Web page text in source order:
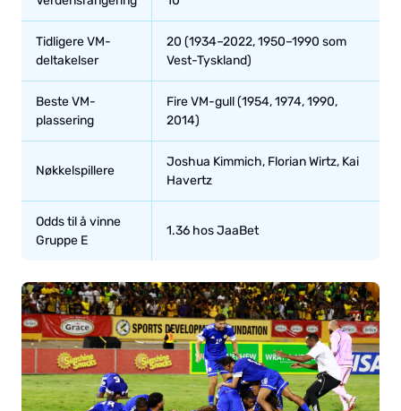
Tidligere VM-
deltakelser
20 (1934–2022, 1950–1990 som
Vest-Tyskland)
Beste VM-
plassering
Fire VM-gull (1954, 1974, 1990,
2014)
Nøkkelspillere
Joshua Kimmich, Florian Wirtz, Kai
Havertz
Odds til å vinne
Gruppe E
1.36 hos JaaBet